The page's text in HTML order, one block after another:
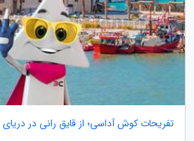
تفریحات کوش آداسی؛ از قایق رانی در